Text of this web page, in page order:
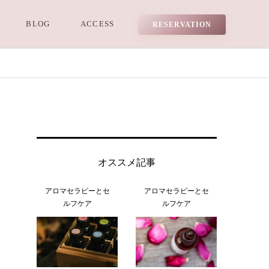
BLOG ACCESS RESERVATION
オススメ記事
アロマセラピーとセ
ルフケア
アロマセラピーとセ
ルフケア